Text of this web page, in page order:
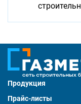
Продукция
Прайс-листы